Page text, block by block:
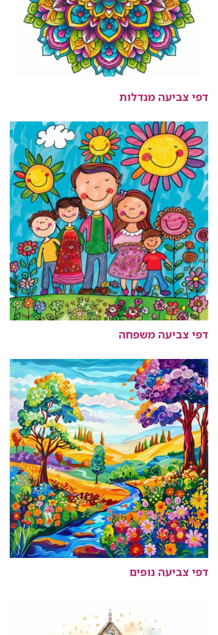
דפי צביעה מנדלות
דפי צביעה משפחה
דפי צביעה נופים